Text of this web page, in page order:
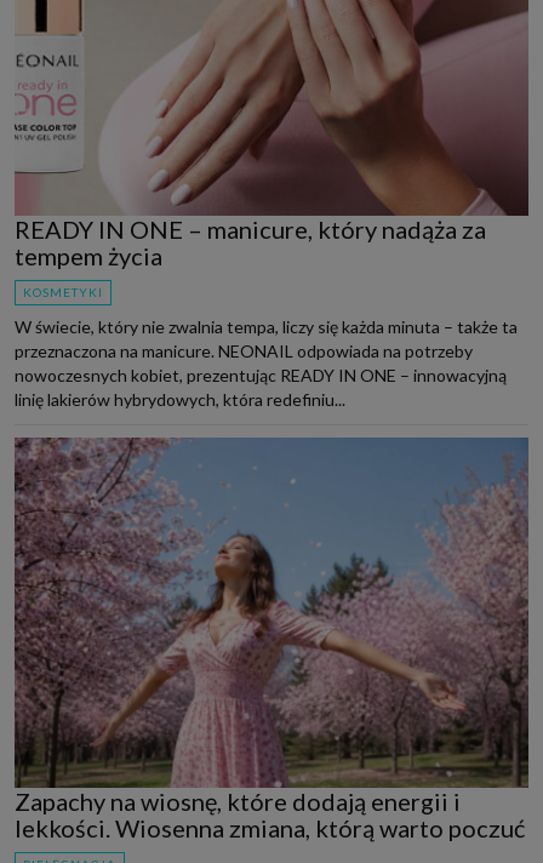
READY IN ONE – manicure, który nadąża za
tempem życia
KOSMETYKI
W świecie, który nie zwalnia tempa, liczy się każda minuta – także ta
przeznaczona na manicure. NEONAIL odpowiada na potrzeby
nowoczesnych kobiet, prezentując READY IN ONE – innowacyjną
linię lakierów hybrydowych, która redefiniu...
Zapachy na wiosnę, które dodają energii i
lekkości. Wiosenna zmiana, którą warto poczuć